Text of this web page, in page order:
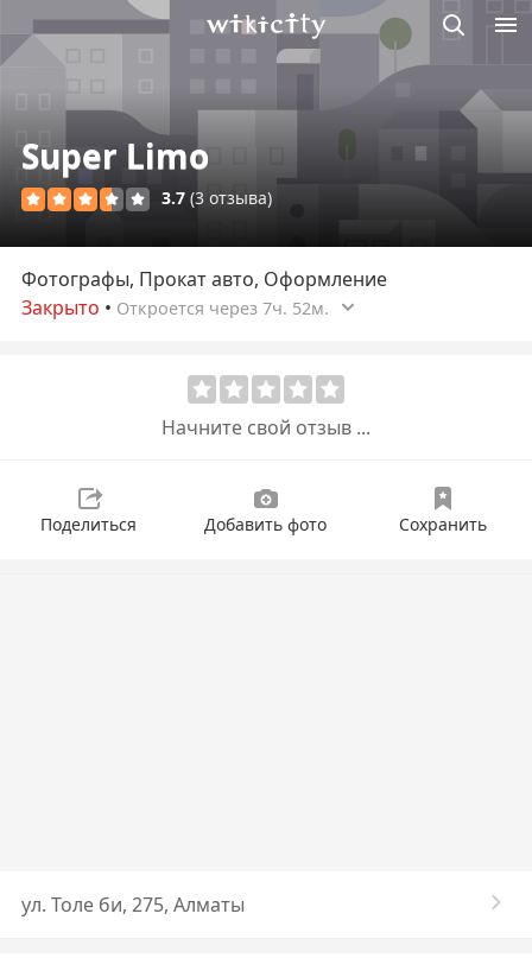
Викисити
Super Limo
3.7 (3 отзыва)
Фотографы, Прокат авто, Оформление
Закрыто • Откроется через 7ч. 52м.
Начните свой отзыв ...
Поделиться Добавить фото Сохранить
ул. Толе би, 275, Алматы